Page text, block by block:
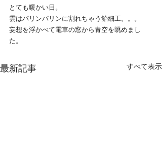
とても暖かい日。
雲はパリンパリンに割れちゃう飴細工。。。
妄想を浮かべて電車の窓から青空を眺めまし
た。
最新記事 すべて表示